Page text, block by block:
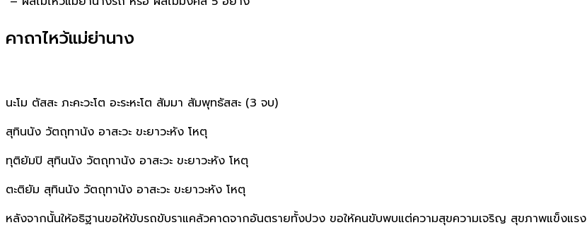
คาถาไหว้แม่ย่านาง
นะโม ตัสสะ ภะคะวะโต อะระหะโต สัมมา สัมพุทธัสสะ (3 จบ)
สุทินนัง วัตถุทานัง อาสะวะ ขะยาวะหัง โหตุ
ทุติยัมปิ สุทินนัง วัตถุทานัง อาสะวะ ขะยาวะหัง โหตุ
ตะติยัม สุทินนัง วัตถุทานัง อาสะวะ ขะยาวะหัง โหตุ
หลังจากนั้นให้อธิฐานขอให้ขับรถขับราแคล้วคาดจากอันตรายทั้งปวง ขอให้คนขับพบแต่ความสุขความเจริญ สุขภาพแข็งแรง